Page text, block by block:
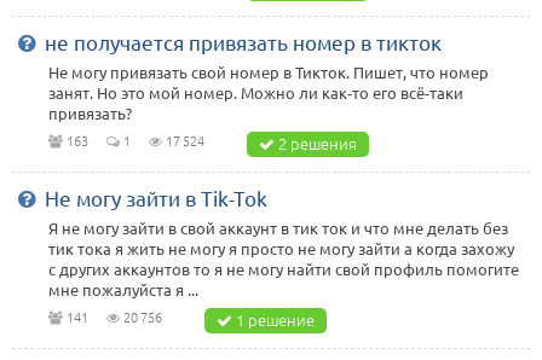
не получается привязать номер в тикток
Не могу привязать свой номер в Тикток. Пишет, что номер
занят. Но это мой номер. Можно ли как-то его всё-таки
привязать?
163 1 17 524 2 решения
Не могу зайти в Tik-Tok
Я не могу зайти в свой аккаунт в тик ток и что мне делать без
тик тока я жить не могу я просто не могу зайти а когда захожу
с других аккаунтов то я не могу найти свой профиль помогите
мне пожалуйста я ...
141 20 756 1 решение